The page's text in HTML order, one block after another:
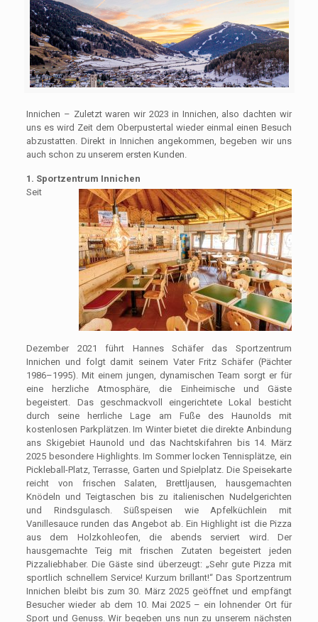
Innichen – Zuletzt waren wir 2023 in Innichen, also dachten wir
uns es wird Zeit dem Oberpustertal wieder einmal einen Besuch
abzustatten. Direkt in Innichen angekommen, begeben wir uns
auch schon zu unserem ersten Kunden.
1. Sportzentrum Innichen
Seit
Dezember 2021 führt Hannes Schäfer das Sportzentrum
Innichen und folgt damit seinem Vater Fritz Schäfer (Pächter
1986–1995). Mit einem jungen, dynamischen Team sorgt er für
eine herzliche Atmosphäre, die Einheimische und Gäste
begeistert. Das geschmackvoll eingerichtete Lokal besticht
durch seine herrliche Lage am Fuße des Haunolds mit
kostenlosen Parkplätzen. Im Winter bietet die direkte Anbindung
ans Skigebiet Haunold und das Nachtskifahren bis 14. März
2025 besondere Highlights. Im Sommer locken Tennisplätze, ein
Pickleball-Platz, Terrasse, Garten und Spielplatz. Die Speisekarte
reicht von frischen Salaten, Brettljausen, hausgemachten
Knödeln und Teigtaschen bis zu italienischen Nudelgerichten
und Rindsgulasch. Süßspeisen wie Apfelküchlein mit
Vanillesauce runden das Angebot ab. Ein Highlight ist die Pizza
aus dem Holzkohleofen, die abends serviert wird. Der
hausgemachte Teig mit frischen Zutaten begeistert jeden
Pizzaliebhaber. Die Gäste sind überzeugt: „Sehr gute Pizza mit
sportlich schnellem Service! Kurzum brillant!“ Das Sportzentrum
Innichen bleibt bis zum 30. März 2025 geöffnet und empfängt
Besucher wieder ab dem 10. Mai 2025 – ein lohnender Ort für
Sport und Genuss. Wir begeben uns nun zu unserem nächsten